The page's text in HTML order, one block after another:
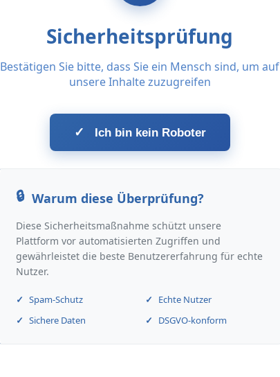
Sicherheitsprüfung
Bestätigen Sie bitte, dass Sie ein Mensch sind, um auf
unsere Inhalte zuzugreifen
✓ Ich bin kein Roboter
Warum diese Überprüfung?
Diese Sicherheitsmaßnahme schützt unsere
Plattform vor automatisierten Zugriffen und
gewährleistet die beste Benutzererfahrung für echte
Nutzer.
Spam-Schutz
Echte Nutzer
Sichere Daten
DSGVO-konform